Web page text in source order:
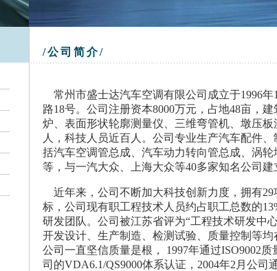
/公司简介/
常州市盛士达汽车空调有限公司成立于1996年
路18号。公司注册资本8000万元，占地48亩，
炉、表面形状轮廓测量仪、三维弯管机、墩压
人，科技人员近百人。公司专业生产汽车配件
括汽车空调管总成、汽车动力转向管总成、涡
等，与一汽大众、上海大众等40多家知名公司建
近年来，公司不断加大科技创新力度，拥有29
标，公司现有职工程技术人员约占职工总数的
研发团队。公司被江苏省评为“工程技术研发中
开发设计、生产制造、检测试验、质量控制等均
公司一直坚信质量是根， 1997年通过ISO9002
司的VDA6.1/QS9000体系认证，2004年2月公司